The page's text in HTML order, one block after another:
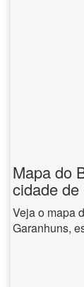
Mapa do
cidade
Veja o mapa
Garanhuns,